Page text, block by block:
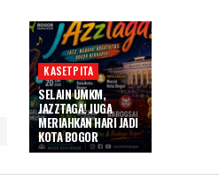
KASETPITA
SELAIN UMKM,
JAZZTAGA! JUGA
MERIAHKAN HARI JADI
KOTA BOGOR